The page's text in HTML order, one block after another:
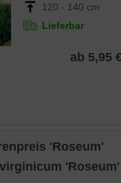
120 - 140 cm
Lieferbar
ab 5,95
'Roseum'
virginicum 'Roseum'